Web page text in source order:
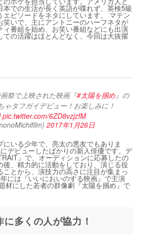
での生活が長く英語が喋れず、英検5級
エピソードをネタにしています。 マテン
笑いで、主にアントニーのハーフネタが
ィ番組を始め、お笑い番組などにも出演
ての活躍はほとんどなく、今回は大抜擢
祭で上映された映画『#太陽を掴め 』の
ゃタフガイデビュー！お楽しみに！
pic.twitter.com/6ZD8vzjzfM
2017年1月26日
いる少年で、亮太の悪友でもありま
デビューしたばかりの新人俳優です。デ
』で、オーディションに応募したの
後、精力的に活動をしており、演じる役
とから、演技力の高さに注目が集まっ
には『いいにおいのする映画』で主演
材にした若者の群像劇『太陽を掴め』で
に多くの人が協力！